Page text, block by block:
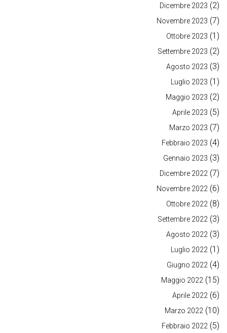
Dicembre 2023 (2)
Novembre 2023 (7)
Ottobre 2023 (1)
Settembre 2023 (2)
Agosto 2023 (3)
Luglio 2023 (1)
Maggio 2023 (2)
Aprile 2023 (5)
Marzo 2023 (7)
Febbraio 2023 (4)
Gennaio 2023 (3)
Dicembre 2022 (7)
Novembre 2022 (6)
Ottobre 2022 (8)
Settembre 2022 (3)
Agosto 2022 (3)
Luglio 2022 (1)
Giugno 2022 (4)
Maggio 2022 (15)
Aprile 2022 (6)
Marzo 2022 (10)
Febbraio 2022 (5)